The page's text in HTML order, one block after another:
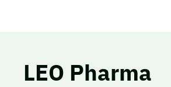
LEO Pharma